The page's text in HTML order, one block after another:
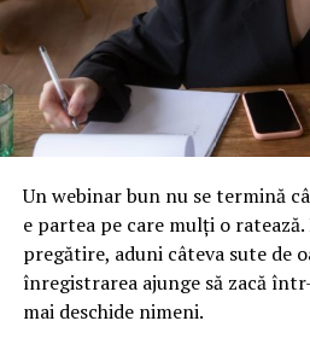
Maria Nistor a afirmat că
diligenţele” pentru ca
VI-a să ajungă pe băncile
parte a anului şcolar, în prima
de Evaluare şi Examinare,
procedura de evaluare a
schimbări faţă de anii trecuţi.
Un webinar bun nu se termină
e partea pe care mulți o
pregătire, aduni câteva sute de
înregistrarea ajunge să zacă
mai deschide nimeni.